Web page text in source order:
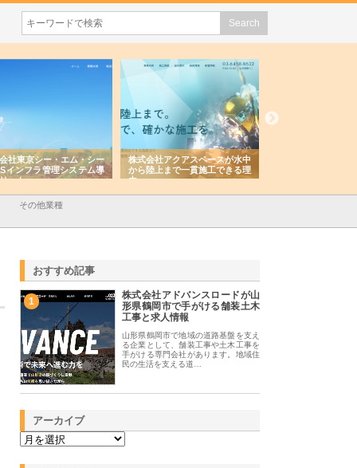
社東京シー・エム・シー
インフラ管理システム導
ット
株式会社アクアスペースが水中
から陸上まで一貫施工できる理
由
その他業種
おすすめ記事
1
株式会社アドバンスロードが山
形県鶴岡市で手がける舗装土木
工事と求人情報
山形県鶴岡市で地域の道路基盤を支え
る企業として、舗装工事や土木工事を
手がける専門会社があります。地域住
民の生活を支える道…
アーカイブ